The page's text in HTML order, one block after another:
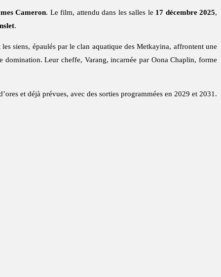
Cameron. Le film, attendu dans les salles le 17 décembre 2025,
.
siens, épaulés par le clan aquatique des Metkayina, affrontent une
Leur cheffe, Varang, incarnée par Oona Chaplin, forme
et déjà prévues, avec des sorties programmées en 2029 et 2031.